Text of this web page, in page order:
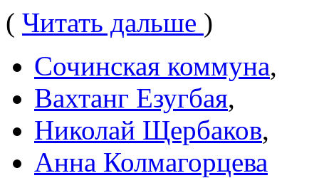
( Читать дальше )
Сочинская коммуна,
Вахтанг Езугбая,
Николай Щербаков,
Анна Колмагорцева